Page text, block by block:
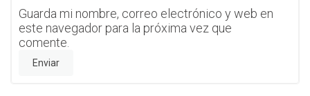
Guarda mi nombre, correo electrónico y web en
este navegador para la próxima vez que
comente.